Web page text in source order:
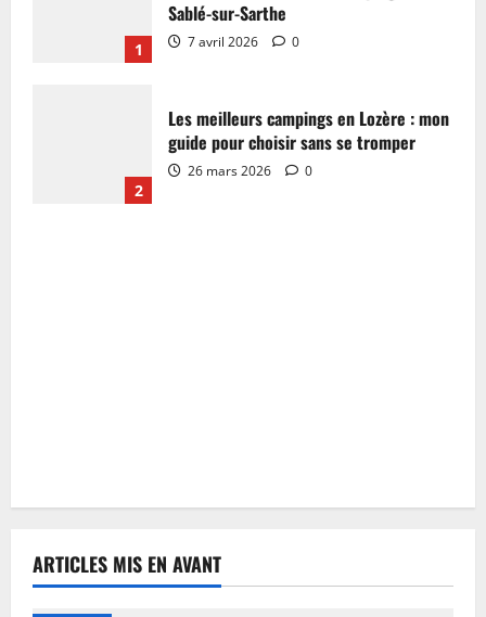
1
Sablé-sur-Sarthe
7 avril 2026 0
2
Les meilleurs campings en Lozère : mon
guide pour choisir sans se tromper
26 mars 2026 0
ARTICLES MIS EN AVANT